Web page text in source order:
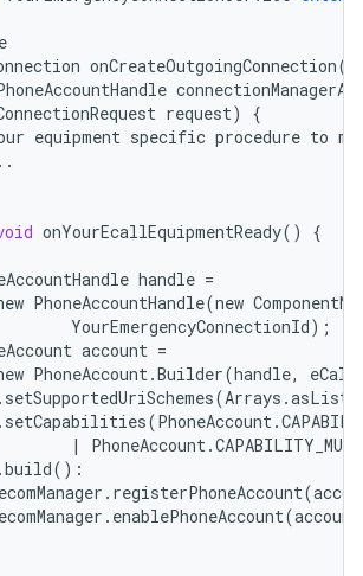
onCreateOutgoingConnection(
request)
{
equipment specific procedure to
onYourEcallEquipmentReady() {
handle =
PhoneAccountHandle(new
YourEmergencyConnectionId);
account =
PhoneAccount.Builder(handle,
. setSupportedUriSchemes(Arrays .asList
. setCapabilities(PhoneAccount.
|
PhoneAccount.
.build():
. registerPhoneAccount(
. enablePhoneAccount(account